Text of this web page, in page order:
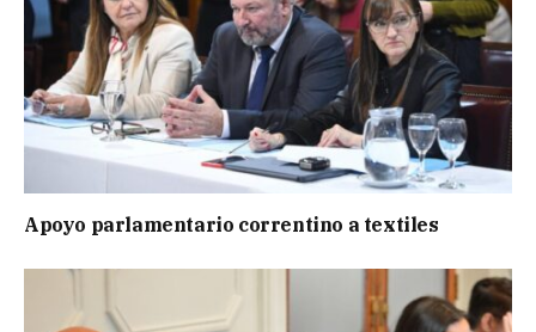
Apoyo parlamentario correntino a textiles